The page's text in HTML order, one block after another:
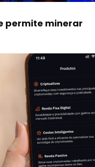
permite minerar